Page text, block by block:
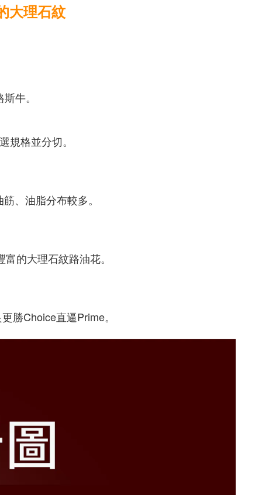
大理石紋
牛。
規格並分切。
、油脂分布較多。
的大理石紋路油花。
勝Choice直逼Prime。